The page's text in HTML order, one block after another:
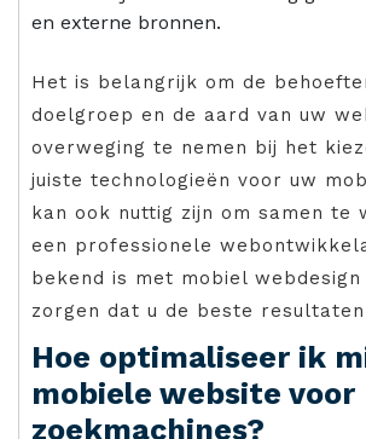
en externe bronnen.
Het is belangrijk om de
doelgroep en de aard van uw
overweging te nemen bij het
juiste technologieën voor uw
kan ook nuttig zijn om samen te
een professionele
bekend is met mobiel
zorgen dat u de beste
Hoe optimaliseer ik
mobiele website voor
zoekmachines?